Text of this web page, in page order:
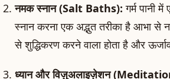
नमक स्नान (Salt Baths): गर्म पानी
स्नान करना एक अद्भुत तरीका है आभा से
से शुद्धिकरण करने वाला होता है और
ध्यान और विज़ुअलाइज़ेशन